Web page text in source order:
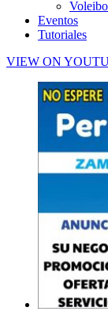
Eventos
Tutoriales
VIEW ON